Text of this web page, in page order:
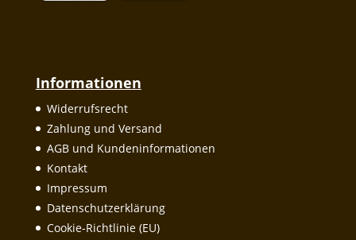
Informationen
Widerrufsrecht
Zahlung und Versand
AGB und Kundeninformationen
Kontakt
Impressum
Datenschutzerklärung
Cookie-Richtlinie (EU)